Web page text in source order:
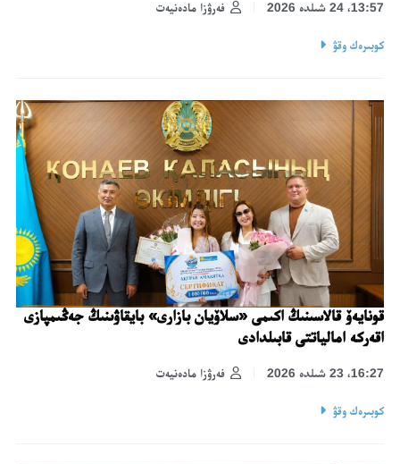
فەرۋزا مادەنيەت 13:57، 24 شىلدە 2026
كوبىرەك وقۋ
قونايەۆ قالاسىنىڭ اكىمى «سلاۆيان بازارى» بايقاۋىنىڭ جەڭىمپازى
اقەركە امالياتتى قابىلدادى
فەرۋزا مادەنيەت 16:27، 23 شىلدە 2026
كوبىرەك وقۋ